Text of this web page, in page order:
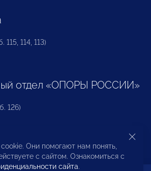
115, 114, 113)
отдел «ОПОРЫ РОССИИ»
126)
прав предпринимателей и
Они помогают нам понять,
с сайтом. Ознакомиться с
сайта.